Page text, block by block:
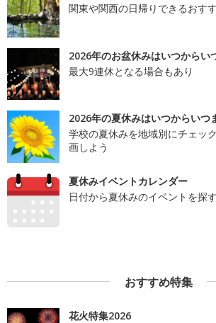
関東や関西の日帰りできるおす
2026年のお盆休みはいつからい
最大9連休となる場合もあり
2026年の夏休みはいつからいつ
学校の夏休みを地域別にチェッ
画しよう
夏休みイベントカレンダー
日付から夏休みのイベントを探す
おすすめ特集
花火特集2026